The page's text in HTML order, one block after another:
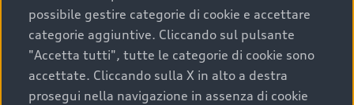
convenienza, affidabilità e sostenibilità. Per fare un
acquisto sicuro, è essenziale considerare aspetti
determinanti come la garanzia inclusa e l’affidabilità del
marchio. Audi offre l’auto usata perfetta tramite Audi
Prima Scelta :plus
possibile gestire categorie di cookie e accettare
categorie aggiuntive. Cliccando sul pulsante
"Accetta tutti", tutte le categorie di cookie sono
accettate. Cliccando sulla X in alto a destra
prosegui nella navigazione in assenza di cookie